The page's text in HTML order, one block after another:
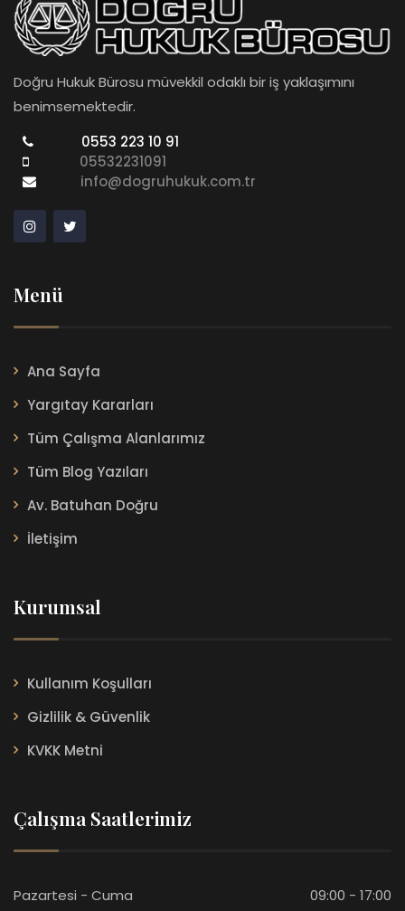
Doğru Hukuk Bürosu müvekkil odaklı bir iş yaklaşımını
benimsemektedir.
0553 223 10 91
05532231091
info@dogruhukuk.com.tr
Menü
Ana Sayfa
Yargıtay Kararları
Tüm Çalışma Alanlarımız
Tüm Blog Yazıları
Av. Batuhan Doğru
İletişim
Kurumsal
Kullanım Koşulları
Gizlilik & Güvenlik
KVKK Metni
Çalışma Saatlerimiz
Pazartesi - Cuma 09:00 - 17:00